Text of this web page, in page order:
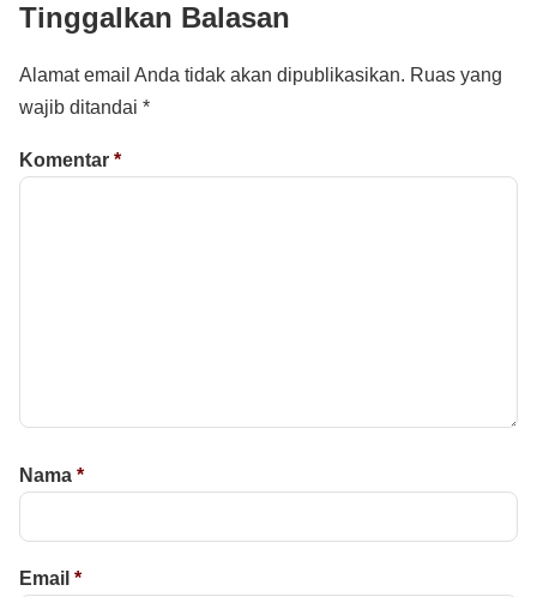
Tinggalkan Balasan
Alamat email Anda tidak akan dipublikasikan. Ruas yang
wajib ditandai *
Komentar *
Nama *
Email *